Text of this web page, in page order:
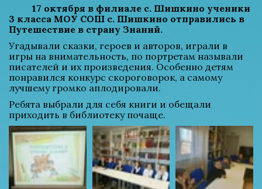
3 класса МОУ СОШ с. Шишкино отправились в
Путешествие в страну Знаний.
Угадывали сказки, героев и авторов, играли в
игры на внимательность, по портретам называли
писателей и их произведения. Особенно детям
понравился конкурс скороговорок, а самому
лучшему громко аплодировали.
Ребята выбрали для себя книги и обещали
приходить в библиотеку почаще.